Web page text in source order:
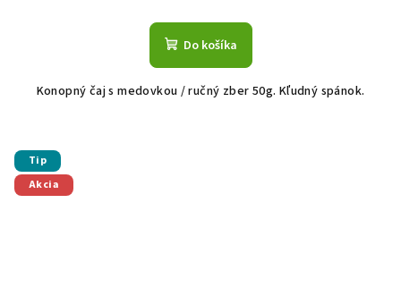
Do košíka
Konopný čaj s medovkou / ručný zber 50g. Kľudný spánok.
Tip
Akcia